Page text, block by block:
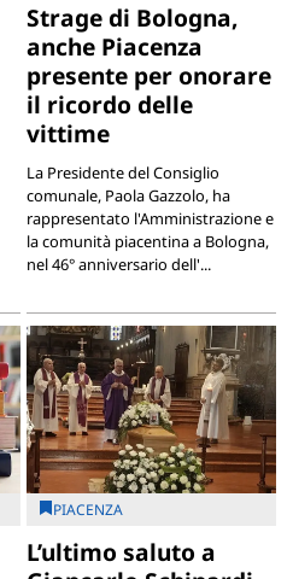
Strage di Bologna,
anche Piacenza
presente per onorare
il ricordo delle
vittime
La Presidente del Consiglio
comunale, Paola Gazzolo, ha
rappresentato l'Amministrazione e
la comunità piacentina a Bologna,
nel 46° anniversario dell'...
PIACENZA
L’ultimo saluto a